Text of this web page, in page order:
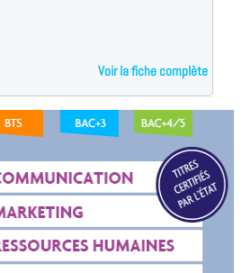
Voir la fiche complète